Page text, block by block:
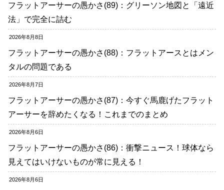
フラットアーサーの愚かさ(89)：グリーソン地図と「遠近
法」で完全に詰む
2026年8月8日
フラットアーサーの愚かさ(88)：フラットアースとはメン
タルの問題である
2026年8月7日
フラットアーサーの愚かさ(87)：今すぐ馬鹿げたフラット
アーサーを辞めたくなる！これまでのまとめ
2026年8月6日
フラットアーサーの愚かさ(86)：衝撃ニュース！球体なら
見えてはいけないものが常に見える！
2026年8月6日